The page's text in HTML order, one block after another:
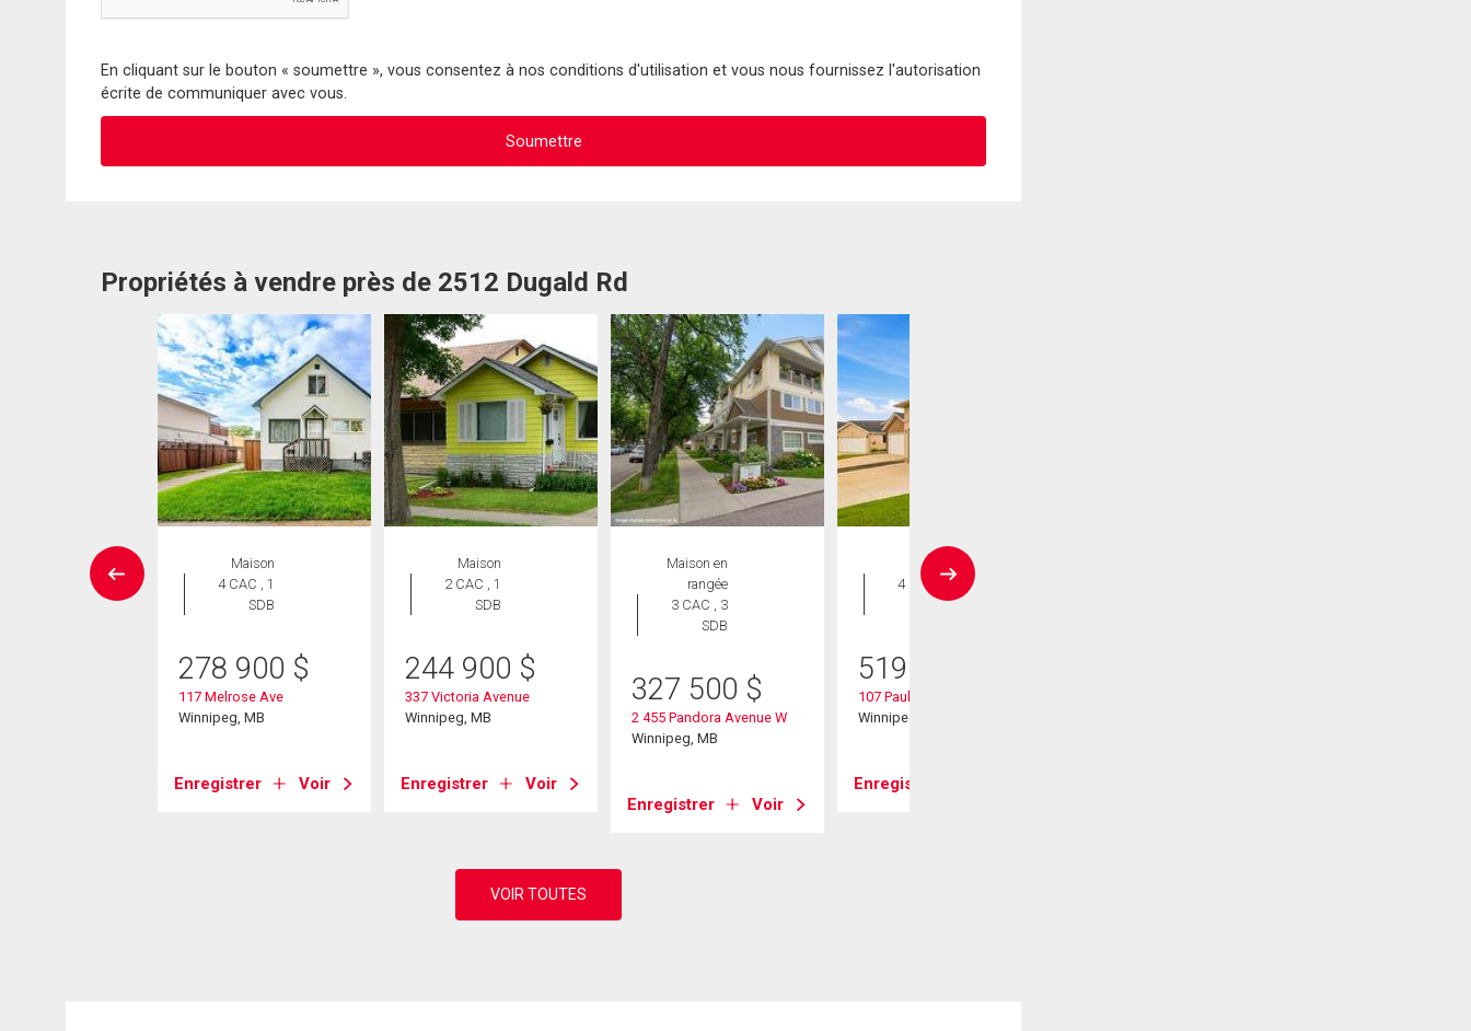
En cliquant sur le bouton « soumettre », vous consentez à nos conditions d'utilisation et vous nous fournissez l'autorisation
écrite de communiquer avec vous.
Propriétés à vendre près de 2512 Dugald Rd
Maison
4 CAC , 1
SDB
278 900 $
117 Melrose Ave
Winnipeg, MB
Enregistrer Voir
Maison
2 CAC , 1
SDB
244 900 $
337 Victoria Avenue
Winnipeg, MB
Enregistrer Voir
Maison en
rangée
3 CAC , 3
SDB
327 500 $
2 455 Pandora Avenue W
Winnipeg, MB
Enregistrer Voir
Maison
4 CAC , 3
SDB
519 900
107 Paul Martin Dr
Winnipeg, MB
Enregistrer